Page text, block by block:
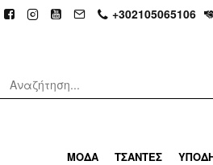
+302105065106
ΜΟΔΑ ΤΣΑΝΤΕΣ